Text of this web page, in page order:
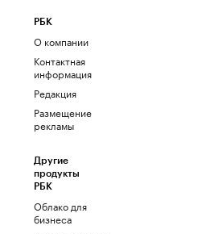
РБК
О компании
Контактная
информация
Редакция
Размещение
рекламы
Другие
продукты
РБК
Облако для
бизнеса